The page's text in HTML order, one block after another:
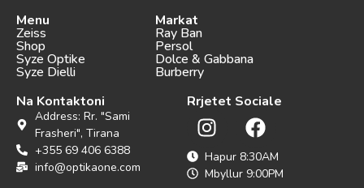
Menu
Zeiss
Shop
Syze Optike
Syze Dielli
Markat
Ray Ban
Persol
Dolce & Gabbana
Burberry
Na Kontaktoni
Address: Rr. "Sami
Frasheri", Tirana
+355 69 406 6388
info@optikaone.com
Rrjetet Sociale
Hapur 8:30AM
Mbyllur 9:00PM